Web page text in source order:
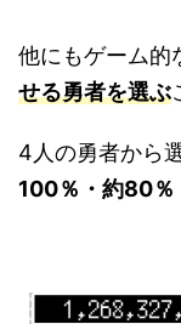
他にもゲーム的
せる勇者を選ぶ
4人の勇者から
100％・約80％